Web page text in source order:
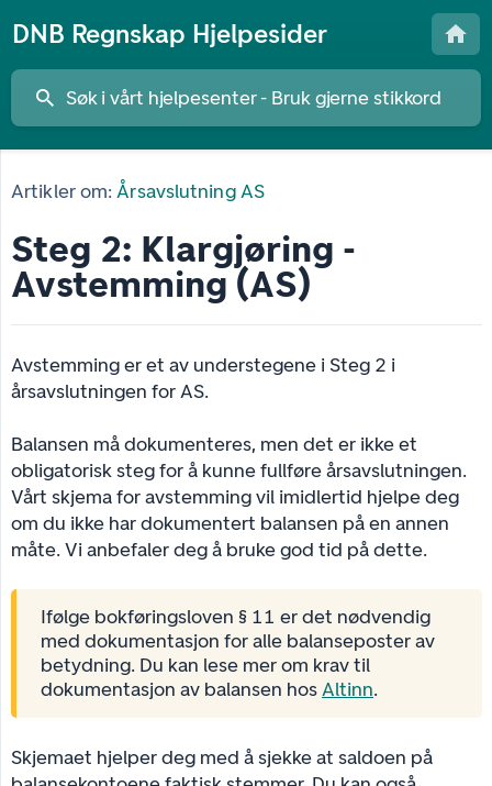
DNB Regnskap Hjelpesider
Artikler om: Årsavslutning AS
Steg 2: Klargjøring -
Avstemming (AS)
Avstemming er et av understegene i Steg 2 i
årsavslutningen for AS.
Balansen må dokumenteres, men det er ikke et
obligatorisk steg for å kunne fullføre årsavslutningen.
Vårt skjema for avstemming vil imidlertid hjelpe deg
om du ikke har dokumentert balansen på en annen
måte. Vi anbefaler deg å bruke god tid på dette.
Ifølge bokføringsloven § 11 er det nødvendig
med dokumentasjon for alle balanseposter av
betydning. Du kan lese mer om krav til
dokumentasjon av balansen hosAltinn.
Skjemaet hjelper deg med å sjekke at saldoen på